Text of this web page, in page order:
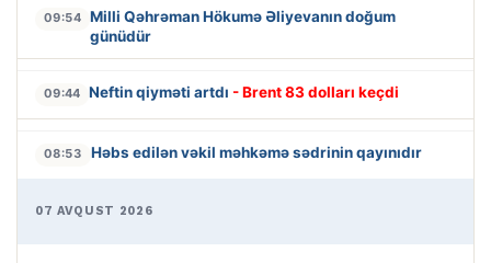
09:54 Milli Qəhrəman Hökumə Əliyevanın doğum
günüdür
09:44 Neftin qiyməti artdı - Brent 83 dolları keçdi
08:53 Həbs edilən vəkil məhkəmə sədrinin qayınıdır
07 AVQUST 2026